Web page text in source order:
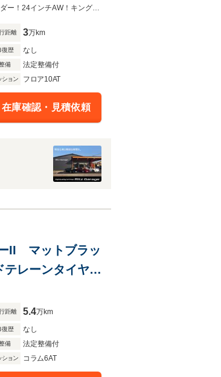
オートLEDラ◆左ハンドル！コンビレザーシート！シートH！F＆Bカメラ！オートLEDライトオーバーフェンダー！24インチAW！キングショック！キーフリー！プッシュS！電動格納ミラー！
距離 3万km
復歴 なし
備 法定整備付
ション フロア10AT
在庫確認・見積依頼
II マットブラッ
テレーンタイヤ
距離 5.4万km
復歴 なし
備 法定整備付
ション コラム6AT